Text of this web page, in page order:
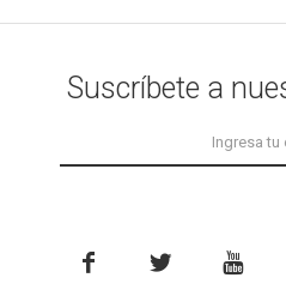
Suscríbete a
  